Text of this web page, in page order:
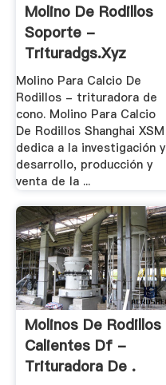
Molino De Rodillos
Soporte -
Trituradgs.xyz
Molino Para Calcio De
Rodillos - trituradora de
cono. Molino Para Calcio
De Rodillos Shanghai XSM
dedica a la investigación y
desarrollo, producción y
venta de la ...
Molinos De Rodillos
Calientes Df -
Trituradora De .